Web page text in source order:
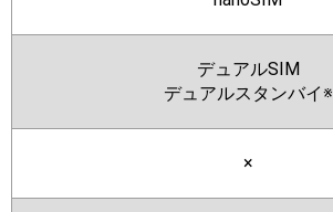
デュアルSIM
デュアルスタンバイ※
×